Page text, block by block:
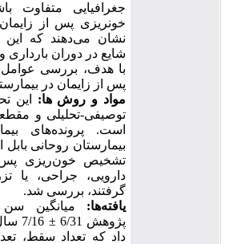
جغرافیایی متفاوت
خونریزی پس از
نشان می‌دهند که
شایع در دوران بارداری
با هدف، بررسی
پس از زایمان در
مواد و روشها: این
توصیفی-تحلیلی و
است. پرونده‌های
تشخیص خون‌ریزی پس
دارویی، جراحی، یا
گرفتند، بررسی شد.
یافتهها:
میانگین سن
پژوهش 6/31
±
7/16
داد که تعداد سقط،